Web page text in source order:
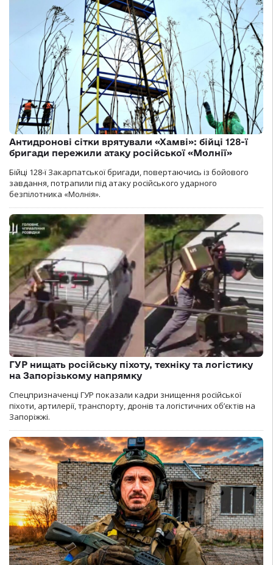
Антидронові сітки врятували «Хамві»: бійці 128-ї
бригади пережили атаку російської «Молнії»
Бійці 128-ї Закарпатської бригади, повертаючись із бойового
завдання, потрапили під атаку російського ударного
безпілотника «Молнія».
ГУР нищать російську піхоту, техніку та логістику
на Запорізькому напрямку
Спецпризначенці ГУР показали кадри знищення російської
піхоти, артилерії, транспорту, дронів та логістичних об’єктів на
Запоріжжі.